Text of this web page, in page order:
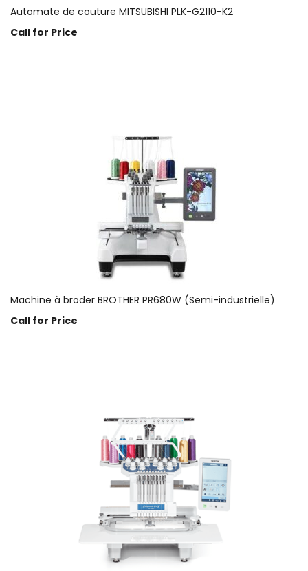
Automate de couture MITSUBISHI PLK-G2110-K2
Call for Price
Machine à broder BROTHER PR680W (Semi-industrielle)
Call for Price